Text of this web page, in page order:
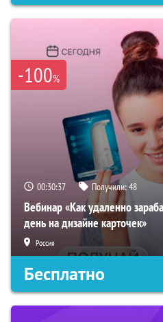
-100%
00:30:36 Получили:48
Вебинар «Как удаленно
день на дизайне карточек»
Россия
Бесплатно